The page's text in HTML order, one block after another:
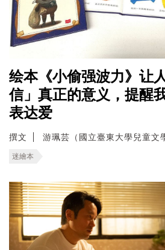
绘本《小偷强波力》让
信」真正的意义，提醒
表达爱
撰文 游珮芸（國立臺東大學兒童文
迷繪本